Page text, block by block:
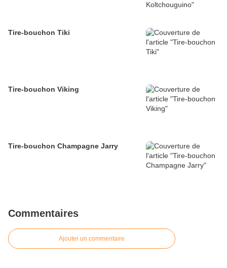
Tire-bouchon Tiki
Tire-bouchon Viking
Tire-bouchon Champagne Jarry
Commentaires
Ajouter un commentaire